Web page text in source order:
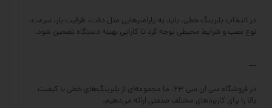
در انتخاب بلبرینگ خطی، باید به پارامترهایی مثل دقت، ظرفیت بار، سرعت،
نوع نصب و شرایط محیطی توجه کرد تا کارایی بهینه دستگاه تضمین شود.
---
در فروشگاه سی ان سی ۲۳، ما مجموعه‌ای از بلبرینگ‌های خطی با کیفیت
بالا را برای کاربردهای مختلف صنعتی ارائه می‌دهیم.